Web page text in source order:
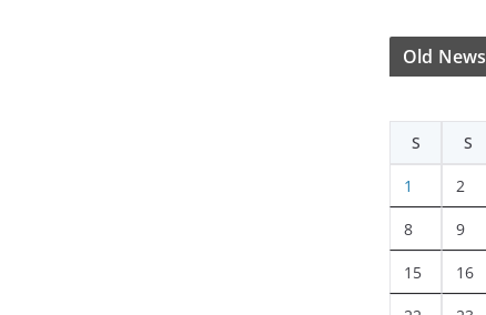
Old News
S
S
1 2
8 9
15 16